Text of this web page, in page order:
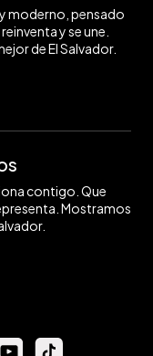
moderno, pensado
y se une.
de El Salvador.
contigo. Que
Mostramos